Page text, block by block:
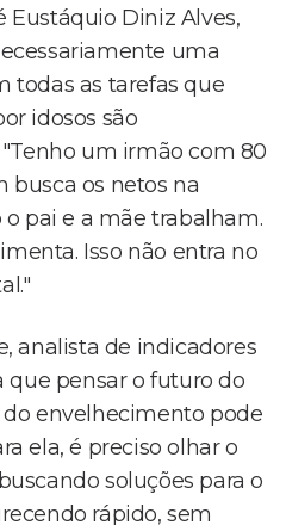
Eustáquio Diniz Alves,
uma
todas as tarefas que
idosos são
um irmão com 80
busca os netos na
pai e a mãe trabalham.
Isso não entra no
analista de indicadores
que pensar o futuro do
envelhecimento pode
ela, é preciso olhar o
soluções para o
rápido, sem